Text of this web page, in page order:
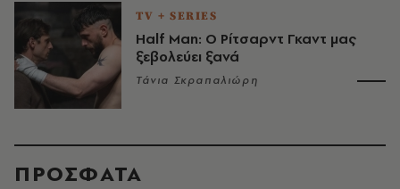
TV + SERIES
Half Man: Ο Ρίτσαρντ Γκαντ μας
ξεβολεύει ξανά
Τάνια Σκραπαλιώρη
ΠΡΟΣΦΑΤΑ